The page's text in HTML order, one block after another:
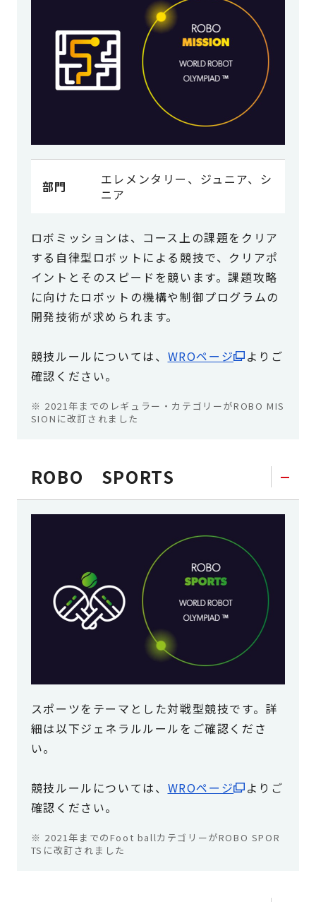
部門
エレメンタリー、ジュニア、シ
ニア
ロボミッションは、コース上の課題をクリア
する自律型ロボットによる競技で、クリアポ
イントとそのスピードを競います。課題攻略
に向けたロボットの機構や制御プログラムの
開発技術が求められます。
競技ルールについては、 WROページ
よりご
確認ください。
※ 2021年までのレギュラー・カテゴリーがROBO MIS
SIONに改訂されました
ROBO SPORTS
スポーツをテーマとした対戦型競技です。詳
細は以下ジェネラルルールをご確認くださ
い。
競技ルールについては、 WROページ
よりご
確認ください。
※ 2021年までのFoot ballカテゴリーがROBO SPOR
TSに改訂されました